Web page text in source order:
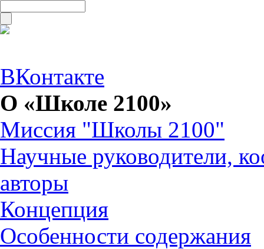
ВКонтакте
О «Школе 2100»
Миссия "Школы 2100"
Научные руководители,
авторы
Концепция
Особенности содержания